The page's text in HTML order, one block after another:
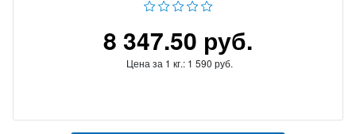
8 347.50 руб.
Цена за 1 кг.: 1 590 руб.